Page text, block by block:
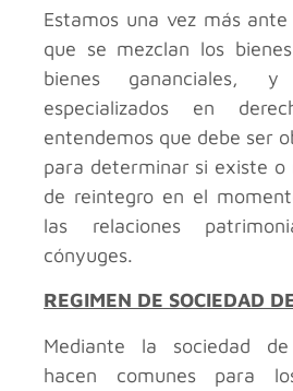
Estamos una vez más
que se mezclan los
bienes gananciales,
especializados en
entendemos que debe ser
para determinar si existe o
de reintegro en el
las relaciones
cónyuges.
REGIMEN DE SOCIEDAD
Mediante la sociedad
hacen comunes para